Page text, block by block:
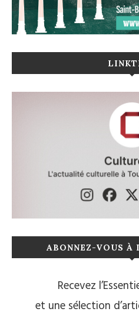
ABONNEZ-VOUS À
Recevez
et une sélection